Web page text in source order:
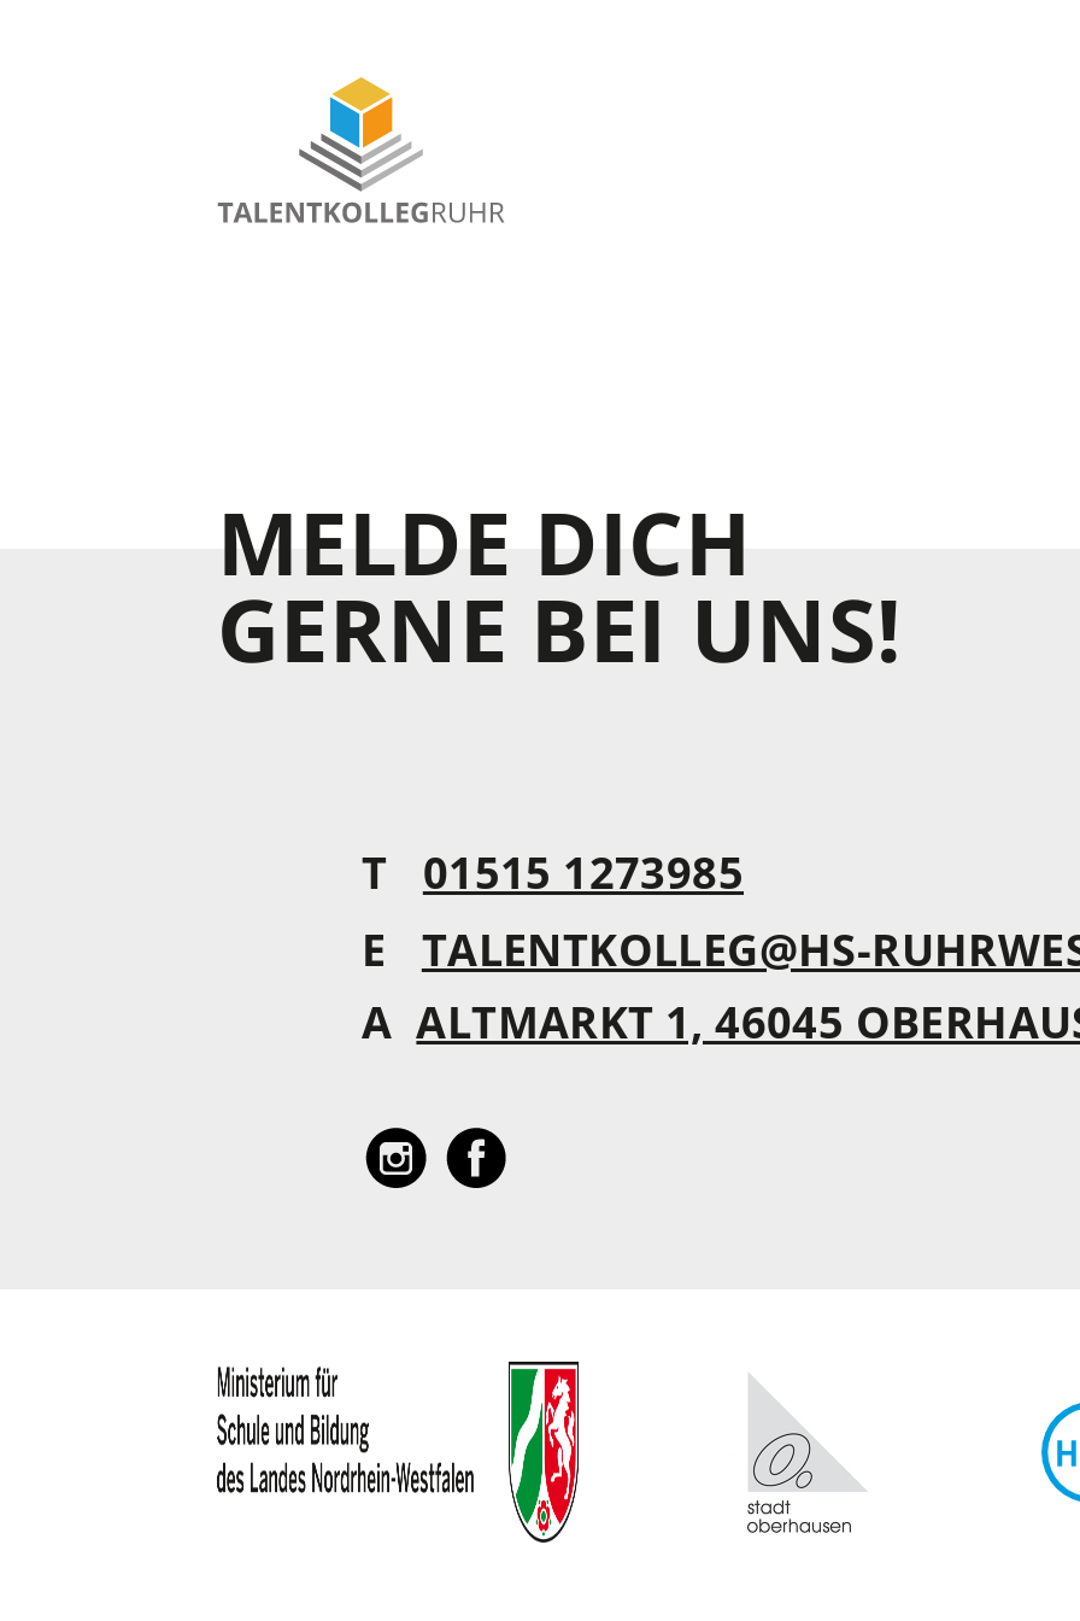
MELDE DICH
GERNE BEI UNS!
T
01515 1273985
E
TALENTKOLLEG@HS-
A ALTMARKT 1, 46045